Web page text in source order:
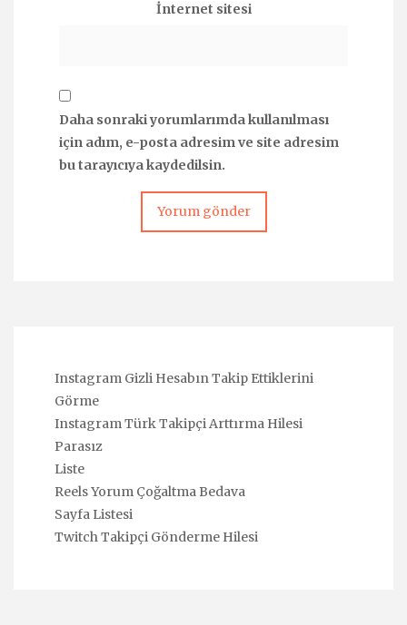
İnternet sitesi
Daha sonraki yorumlarımda kullanılması
için adım, e-posta adresim ve site adresim
bu tarayıcıya kaydedilsin.
Instagram Gizli Hesabın Takip Ettiklerini
Görme
Instagram Türk Takipçi Arttırma Hilesi
Parasız
Liste
Reels Yorum Çoğaltma Bedava
Sayfa Listesi
Twitch Takipçi Gönderme Hilesi